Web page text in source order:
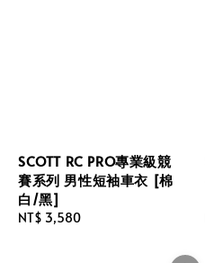
SCOTT RC PRO專業級競
賽系列 男性短袖車衣 [棉
白/黑]
Regular
NT$ 3,580